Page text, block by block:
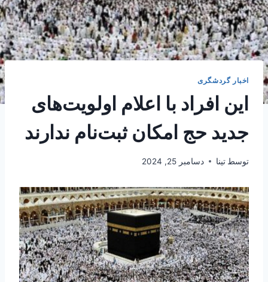
اخبار گردشگری
این افراد با اعلام اولویت‌های
جدید حج امکان ثبت‌نام ندارند
توسط تینا دسامبر 25, 2024